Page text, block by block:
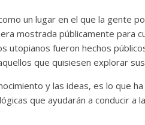
un lugar en el que la gente
mostrada públicamente para
utopianos fueron hechos
que quisiesen explorar
y las ideas, es lo que
que ayudarán a conducir a
0
14 abril, 2026